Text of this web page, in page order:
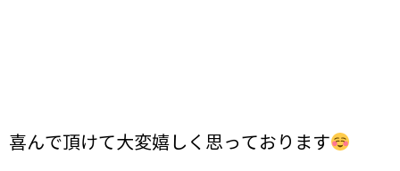
喜んで頂けて大変嬉しく思っております